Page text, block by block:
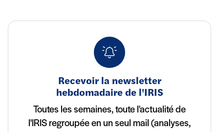
Recevoir la newsletter
hebdomadaire de l'IRIS
Toutes les semaines, toute l'actualité de
l'IRIS regroupée en un seul mail (analyses,